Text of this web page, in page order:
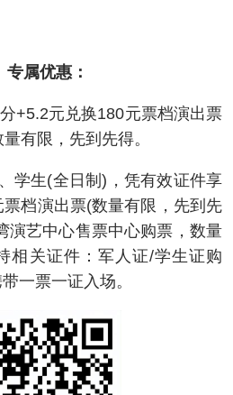
属优惠：
元兑换180元票档演出票
有限，先到先得。
生(全日制)，凭有效证件享
档演出票(数量有限，先到先
演艺中心售票中心购票，数量
相关证件：军人证/学生证购
一票一证入场。